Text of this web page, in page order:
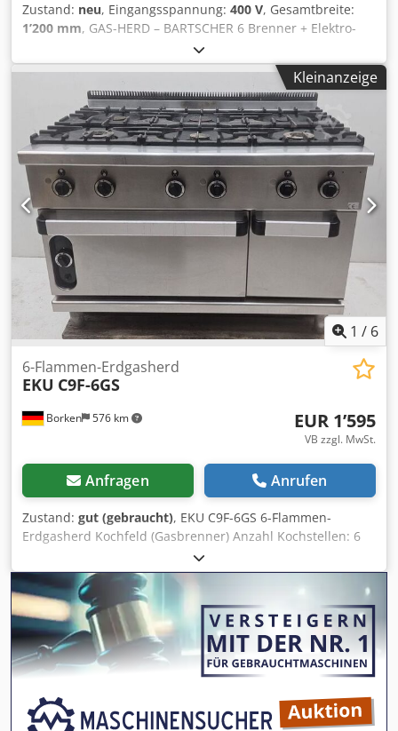
Zustand: neu, Eingangsspannung: 400 V, Gesamtbreite:
1’200 mm, GAS-HERD – BARTSCHER 6 Brenner + Elektro-
Backofen | WERKSNEU | UNBENUTZT Zum Verkauf steht
ein nagelneuer, unbenutzter professioneller Gasherd der
renommierten Marke Bartscher. Ideal für Restaurants,
Bäckereien, Imbissbetriebe und alle professionellen
Küchen. Dedjx Aip Dopfx Amaowa ✅ Wichtige Merkmale: 6
leistungsstarke Gasbrenner Integrierter Elektro-Backofen
mit großem Fassungsvermögen Edelstahlkonstruktion –
robust und leicht zu reinigen Professionelle
Verarbeitungsqualität für den Dauerbetrieb Perfekt für alle
gewerblichen Gastronomiebetriebe Original Bartscher-
Produkt, bekannt für langlebige Leistung Zustand: NEU
Kleinanzeige
1 / 6
Borken 576 km
6-Flammen-Erdgasherd
EKU C9F-6GS
EUR 1’595
VB zzgl. MwSt.
Anfragen Anrufen
Zustand: gut (gebraucht), EKU C9F-6GS 6-Flammen-
Erdgasherd Kochfeld (Gasbrenner) Anzahl Kochstellen: 6
eigenständige Gasbrenner. Brenner-Konfiguration:
Aufgeteilt in zwei Leistungsklassen für flexible Topfgrößen:
3 x kleine/mittlere Brenner: je 3,5 kW (Brennerkopf-Ø ca.
80 mm) 3 x große Leistungsbrenner: je 6,0 kW
(Brennerkopf-Ø ca. 110/120 mm) Gesamtleistung Kochfeld:
28,5 kW Gasleistung. Ausstattung: Gusseiserne Topfträger
(Schieberoste) und thermoelektrische Zündsicherung an
(Unterbau)Typ: Gasbetriebener Großraum-Backofen
(statisch beheizt) mit piezoelektrischer Zündung. Leistung